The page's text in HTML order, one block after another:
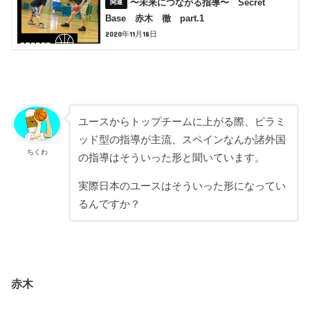
〜未来につながる指導〜 Secret
Base 赤木 徹 part.1
2020年11月18日
ちくわ
ユースからトップチームに上がる際、ピラミ
ッド型の指導が主流、スペインなんか諸外国
の指導はそういった形と聞いています。
実際日本のユースはそういった形になってい
るんですか？
赤木